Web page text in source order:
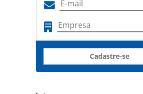
Cadastre-se